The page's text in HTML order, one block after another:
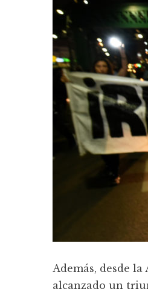
Además, desde
alcanzado un